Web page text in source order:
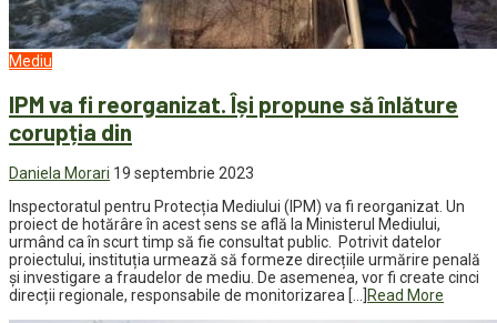
Mediu
IPM va fi reorganizat. Își propune să înlăture
corupția din
Daniela Morari 19 septembrie 2023
Inspectoratul pentru Protecția Mediului (IPM) va fi reorganizat. Un
proiect de hotărâre în acest sens se află la Ministerul Mediului,
urmând ca în scurt timp să fie consultat public. Potrivit datelor
proiectului, instituția urmează să formeze direcțiile urmărire penală
și investigare a fraudelor de mediu. De asemenea, vor fi create cinci
direcții regionale, responsabile de monitorizarea […]
Read More